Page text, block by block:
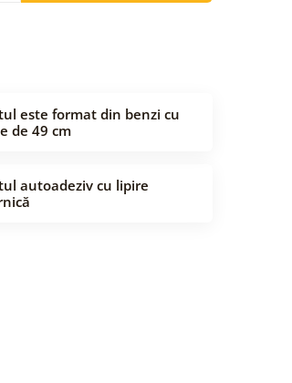
este format din benzi cu
de 49 cm
autoadeziv cu lipire